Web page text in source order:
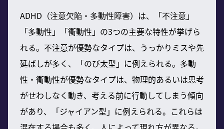
ADHD（注意欠陥・多動性障害）は、「不注意」
「多動性」「衝動性」の3つの主要な特性が挙げら
れる。不注意が優勢なタイプは、うっかりミスや先
延ばしが多く、「のび太型」に例えられる。多動
性・衝動性が優勢なタイプは、物理的あるいは思考
がせわしなく動き、考える前に行動してしまう傾向
があり、「ジャイアン型」に例えられる。これらは